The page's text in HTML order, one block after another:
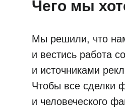
Чего мы
Мы решили, что
и вестись работа
и источниками
Чтобы все сделки
и человеческого